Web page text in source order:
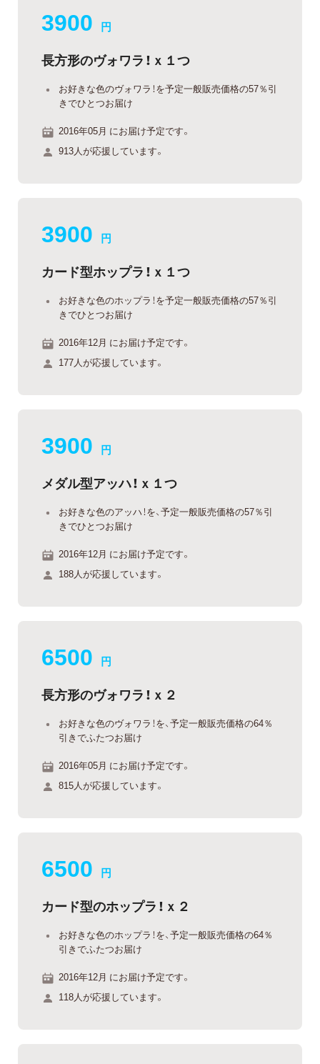
3900 円
長方形のヴォワラ！ｘ１つ
お好きな色のヴォワラ！を予定一般販売価格の57％引
きでひとつお届け
2016年05月 にお届け予定です。
913人が応援しています。
3900 円
カード型ホップラ！ｘ１つ
お好きな色のホップラ！を予定一般販売価格の57％引
きでひとつお届け
2016年12月 にお届け予定です。
177人が応援しています。
3900 円
メダル型アッハ！ｘ１つ
お好きな色のアッハ！を、予定一般販売価格の57％引
きでひとつお届け
2016年12月 にお届け予定です。
188人が応援しています。
6500 円
長方形のヴォワラ！ｘ２
お好きな色のヴォワラ！を、予定一般販売価格の64％
引きでふたつお届け
2016年05月 にお届け予定です。
815人が応援しています。
6500 円
カード型のホップラ！ｘ２
お好きな色のホップラ！を、予定一般販売価格の64％
引きでふたつお届け
2016年12月 にお届け予定です。
118人が応援しています。